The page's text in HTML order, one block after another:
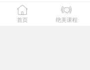
【更新】2025-2000
识多元化数据

首页

绝美课程